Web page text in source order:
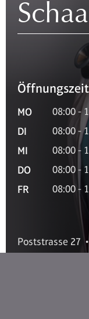
MO 08:00 -
DI 08:00 -
MI 08:00 -
DO 08:00 -
FR 08:00 -
Poststrasse 27